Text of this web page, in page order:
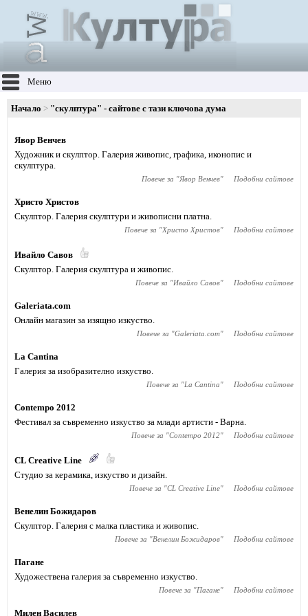
Меню
Начало "скулптура" - сайтове с тази ключова дума
Явор Венчев
Художник и скулптор. Галерия живопис, графика, иконопис и
скулптура.
Повече за "Явор Венчев" Подобни сайтове
Христо Христов
Скулптор. Галерия скулптури и живописни платна.
Повече за "Христо Христов" Подобни сайтове
Ивайло Савов
Скулптор. Галерия скулптура и живопис.
Повече за "Ивайло Савов" Подобни сайтове
Galeriata.com
Онлайн магазин за изящно изкуство.
Повече за "Galeriata.com" Подобни сайтове
La Cantina
Галерия за изобразително изкуство.
Повече за "La Cantina" Подобни сайтове
Contempo 2012
Фестивал за съвременно изкуство за млади артисти - Варна.
Повече за "Contempo 2012" Подобни сайтове
CL Creative Line
Студио за керамика, изкуство и дизайн.
Повече за "CL Creative Line" Подобни сайтове
Венелин Божидаров
Скулптор. Галерия с малка пластика и живопис.
Повече за "Венелин Божидаров" Подобни сайтове
Пагане
Художествена галерия за съвременно изкуство.
Повече за "Пагане" Подобни сайтове
Милен Василев